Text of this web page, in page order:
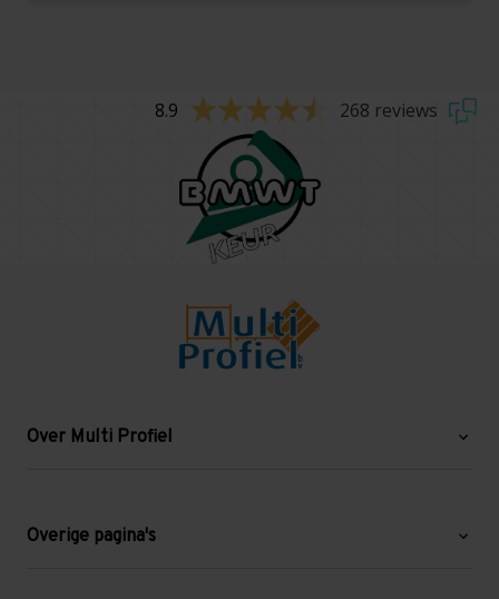
8.9 268 reviews
Over Multi Profiel
Blog
Overige pagina's